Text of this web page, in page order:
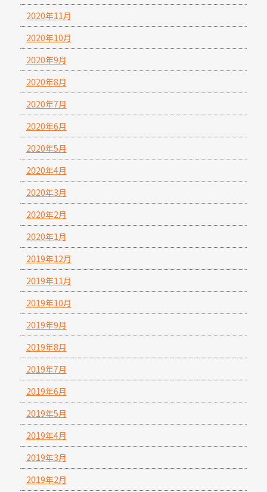
2020年11月
2020年10月
2020年9月
2020年8月
2020年7月
2020年6月
2020年5月
2020年4月
2020年3月
2020年2月
2020年1月
2019年12月
2019年11月
2019年10月
2019年9月
2019年8月
2019年7月
2019年6月
2019年5月
2019年4月
2019年3月
2019年2月